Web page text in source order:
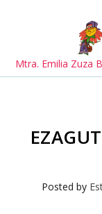
Mtra. Emilia Zuza
Posted by